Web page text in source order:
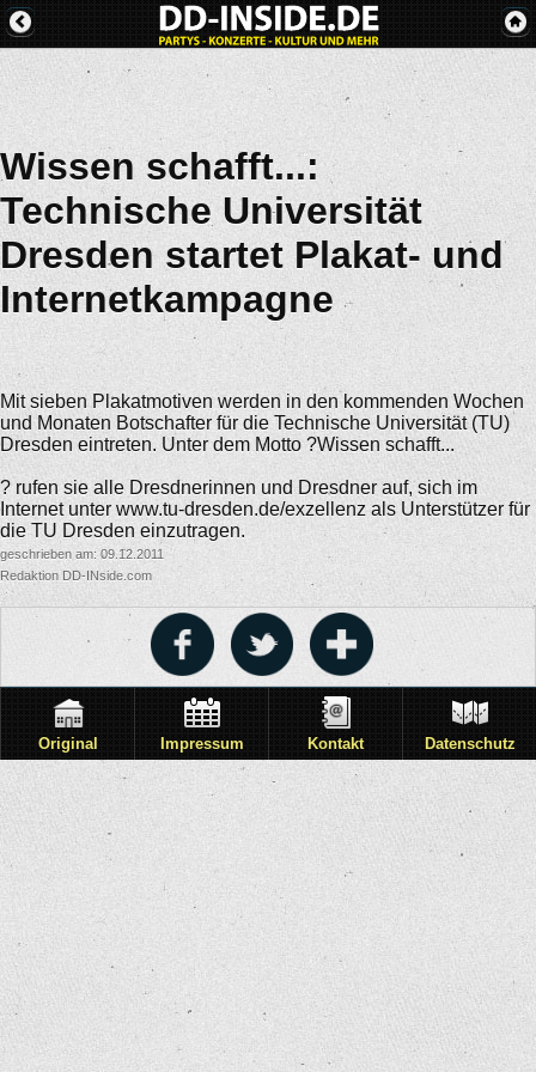
Wissen schafft...:
Technische Universität
Dresden startet Plakat- und
Internetkampagne
Mit sieben Plakatmotiven werden in den kommenden Wochen
und Monaten Botschafter für die Technische Universität (TU)
Dresden eintreten. Unter dem Motto ?Wissen schafft...
? rufen sie alle Dresdnerinnen und Dresdner auf, sich im
Internet unter www.tu-dresden.de/exzellenz als Unterstützer für
die TU Dresden einzutragen.
geschrieben am: 09.12.2011
Redaktion DD-INside.com
Original Impressum Kontakt Datenschutz